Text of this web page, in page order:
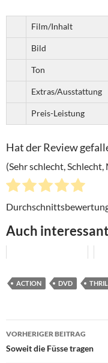
Film/Inhalt
Bild
Ton
Extras/Ausstattung
Preis-Leistung
Hat der Review
(Sehr schlecht,
Auch
ACTION DVD
VORHERIGER BEITRAG
Soweit die Füsse tragen